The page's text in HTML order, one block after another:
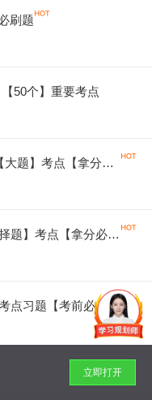
刷题
50个】重要考点
大题】考点【拿分必
题】考点【拿分必
点习题【考前必做】
立即打开